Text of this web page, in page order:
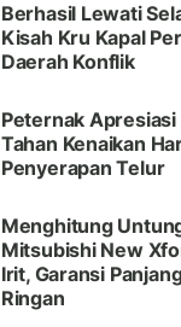
Berhasil Lewati
Kisah Kru Kapal
Daerah Konflik
Peternak
Tahan Kenaikan
Penyerapan Telur
Menghitung
Mitsubishi New
Irit, Garansi
Ringan